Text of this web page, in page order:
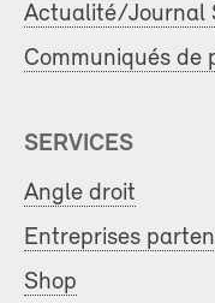
Actualité/Journal
Communiqués de
SERVICES
Angle droit
Entreprises
Shop